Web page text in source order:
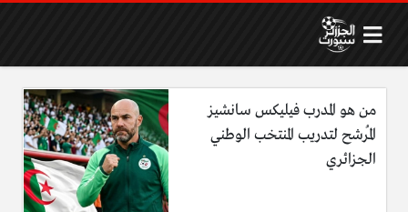
من هو المدرب فيليكس سانشيز
المُرشح لتدريب المنتخب الوطني
الجزائري